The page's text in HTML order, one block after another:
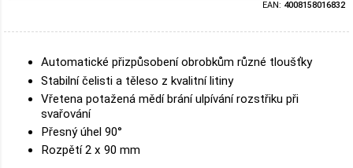
EAN: 4008158016832
Automatické přizpůsobení obrobkům různé tloušťky
Stabilní čelisti a těleso z kvalitní litiny
Vřetena potažená mědí brání ulpívání rozstřiku při
svařování
Přesný úhel 90°
Rozpětí 2 x 90 mm